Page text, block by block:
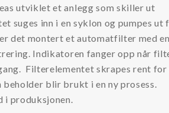
utviklet et anlegg som skiller ut
inn i en syklon og pumpes ut
det montert et automatfilter med en
Indikatoren fanger opp når
Filterelementet skrapes rent for
blir brukt i en ny prosess.
i produksjonen.